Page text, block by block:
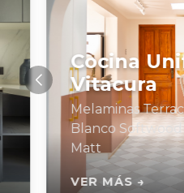
Cocina
Vitacura
Melaminas
Blanco Softwood
Matt
VER MÁS →